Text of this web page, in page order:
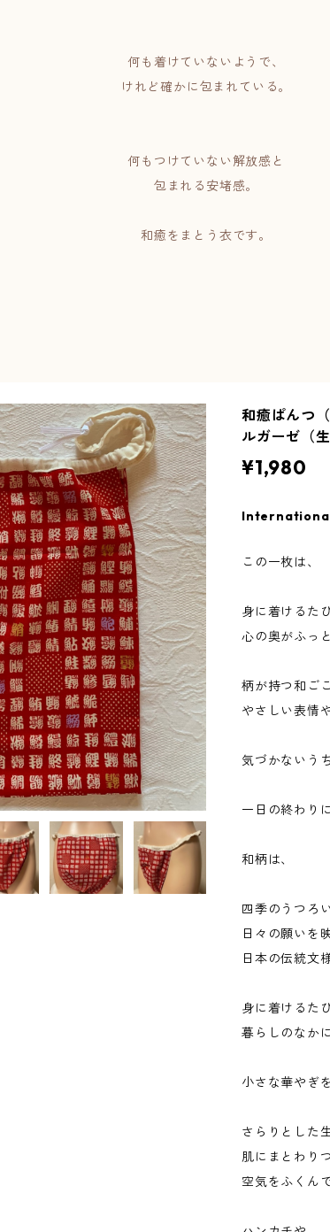
何も着けていないようで、
けれど確かに包まれている。
何もつけていない解放感と
包まれる安堵感。
和癒をまとう衣です。
和癒ぱんつ
ルガーゼ（生
¥1,980
この一枚は、
身に着けるた
心の奥がふっ
柄が持つ和ご
やさしい表情
気づかないう
一日の終わり
和柄は、
四季のうつろ
日々の願いを
日本の伝統文様
身に着けるたび
暮らしのなかに
小さな華やぎ
さらりとした
肌にまとわり
空気をふくん